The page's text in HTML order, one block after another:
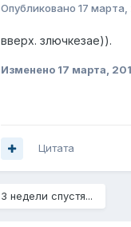
Опубликовано 17 марта,
вверх. злючкезае)).
Изменено 17 марта,
Цитата
3 недели спустя...